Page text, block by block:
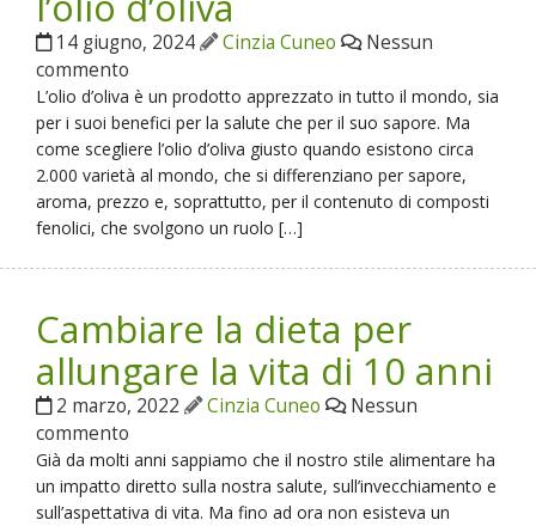
14 giugno, 2024 Cinzia Cuneo
Nessun
commento
L’olio d’oliva è un prodotto apprezzato in tutto il mondo, sia
per i suoi benefici per la salute che per il suo sapore. Ma
come scegliere l’olio d’oliva giusto quando esistono circa
2.000 varietà al mondo, che si differenziano per sapore,
aroma, prezzo e, soprattutto, per il contenuto di composti
fenolici, che svolgono un ruolo […]
Cambiare la dieta per
allungare la vita di 10 anni
2 marzo, 2022 Cinzia Cuneo
Nessun
commento
Già da molti anni sappiamo che il nostro stile alimentare ha
un impatto diretto sulla nostra salute, sull’invecchiamento e
sull’aspettativa di vita. Ma fino ad ora non esisteva un